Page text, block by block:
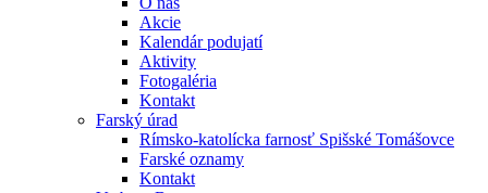
Akcie
Kalendár podujatí
Aktivity
Fotogaléria
Kontakt
Farský úrad
Rímsko-katolícka farnosť Spišské Tomášovce
Farské oznamy
Kontakt